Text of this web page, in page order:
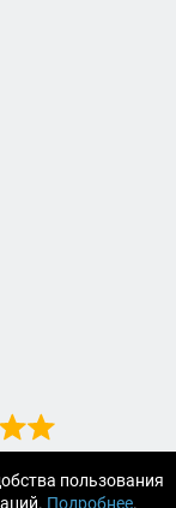
маркетпользования
Подробнее.